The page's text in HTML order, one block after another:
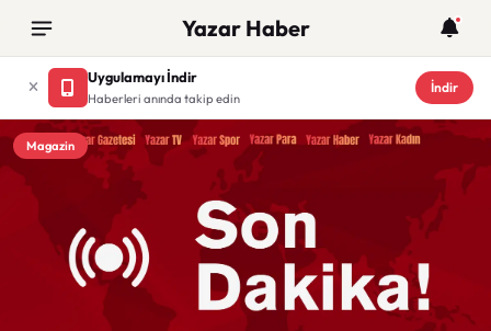
Yazar Haber
Uygulamayı İndir
Haberleri anında takip edin
İndir
Magazin